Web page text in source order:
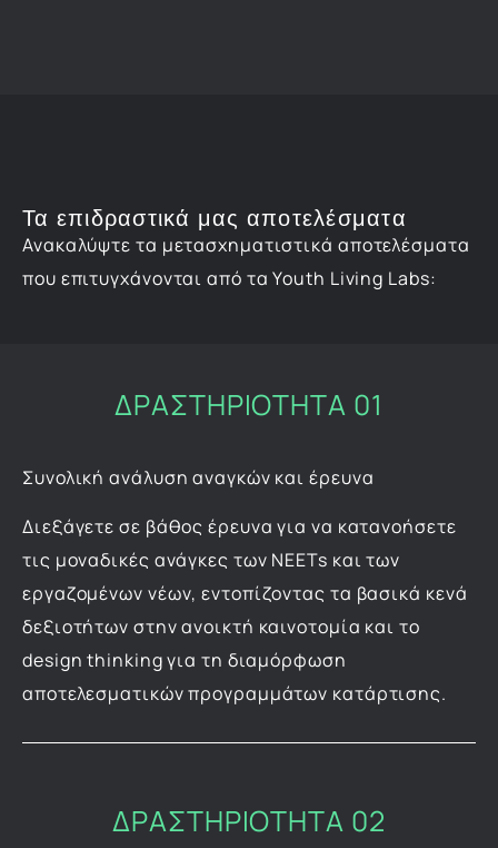
Τα επιδραστικά μας αποτελέσματα
Ανακαλύψτε τα μετασχηματιστικά αποτελέσματα
που επιτυγχάνονται από τα Youth Living Labs:
ΔΡΑΣΤΗΡΙΟΤΗΤΑ 01
Συνολική ανάλυση αναγκών και έρευνα
Διεξάγετε σε βάθος έρευνα για να κατανοήσετε
τις μοναδικές ανάγκες των NEETs και των
εργαζομένων νέων, εντοπίζοντας τα βασικά κενά
δεξιοτήτων στην ανοικτή καινοτομία και το
design thinking για τη διαμόρφωση
αποτελεσματικών προγραμμάτων κατάρτισης.
ΔΡΑΣΤΗΡΙΟΤΗΤΑ 02